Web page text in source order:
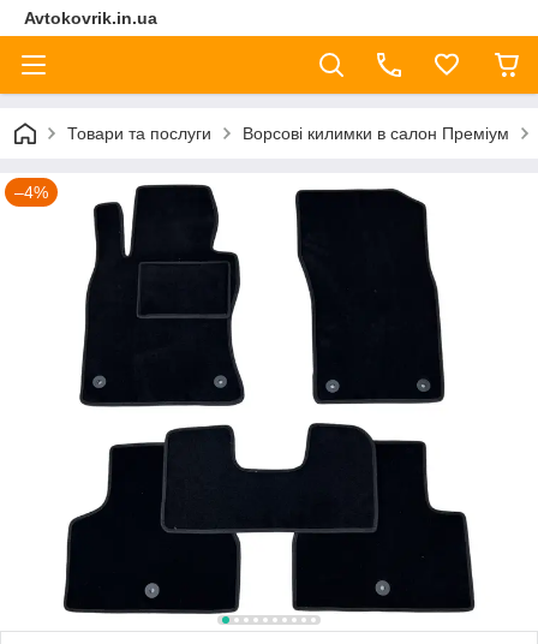
Avtokovrik.in.ua
Товари та послуги Ворсові килимки в салон Преміум
–4%